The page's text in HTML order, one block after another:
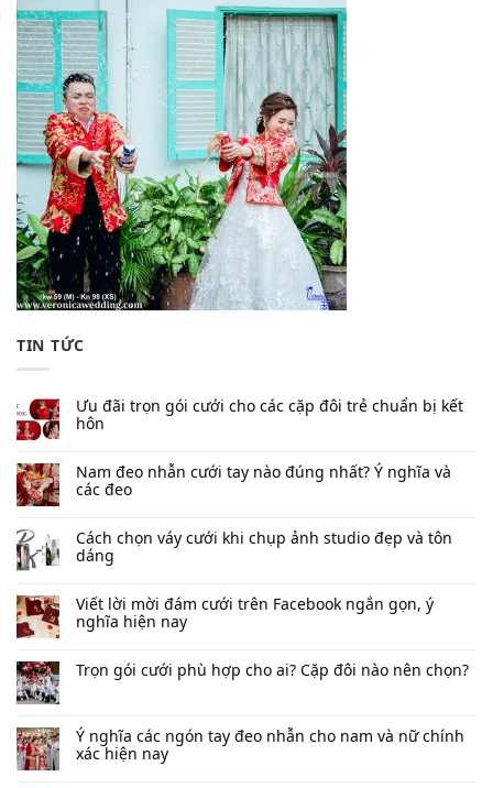
TIN TỨC
Ưu đãi trọn gói cưới cho các cặp đôi trẻ chuẩn bị kết
hôn
Nam đeo nhẫn cưới tay nào đúng nhất​? Ý nghĩa và
các đeo
Cách chọn váy cưới khi chụp ảnh studio đẹp và tôn
dáng
Viết lời mời đám cưới trên Facebook​ ngắn gọn, ý
nghĩa hiện nay
Trọn gói cưới phù hợp cho ai? Cặp đôi nào nên chọn?
Ý nghĩa các ngón tay đeo nhẫn cho nam và nữ chính
xác hiện nay